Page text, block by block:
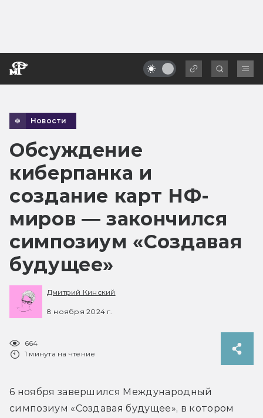
Новости
Обсуждение
киберпанка и
создание карт НФ-
миров — закончился
симпозиум «Создавая
будущее»
Дмитрий Кинский
8 ноября 2024 г.
664
1 минута на чтение
6 ноября завершился Международный
симпозиум «Создавая будущее», в котором